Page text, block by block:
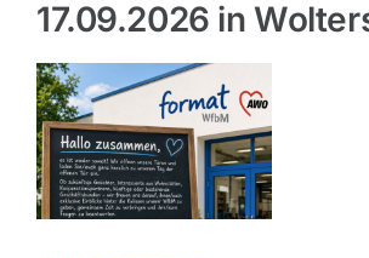
Über uns
Hofladen
Galerie
17.09.2026 in
Zeige
grösseres
Bild